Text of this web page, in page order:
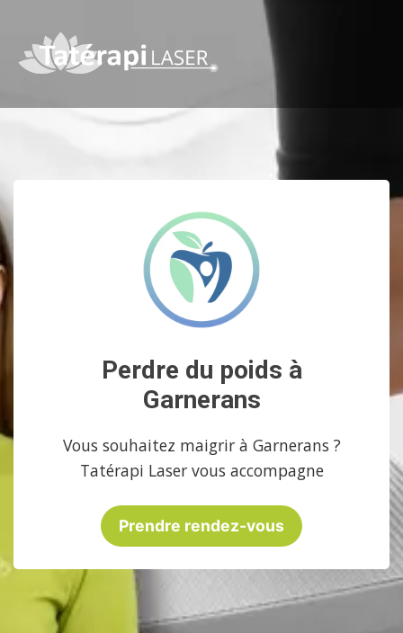
Perdre du poids à
Garnerans
Vous souhaitez maigrir à Garnerans ?
Tatérapi Laser vous accompagne
Prendre rendez-vous